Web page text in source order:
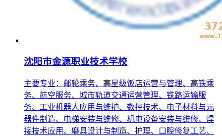
沈阳市金源职业技术学校
主要专业：邮轮乘务、高星级饭店运营与管理、高铁乘
务、航空服务、城市轨道交通运营管理、铁路运输服
务、工业机器人应用与维护、数控技术、电子材料与元
器件制造、电梯安装与维修、机电设备安装与维修、焊
接技术应用、磨具设计与制造、护理、口腔修复工艺、